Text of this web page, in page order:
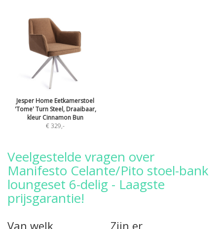
Jesper Home Eetkamerstoel
'Tome' Turn Steel, Draaibaar,
kleur Cinnamon Bun
€ 329,-
Veelgestelde vragen over
Manifesto Celante/Pito stoel-bank
loungeset 6-delig - Laagste
prijsgarantie!
Van welk
Zijn er